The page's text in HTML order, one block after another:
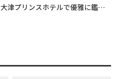
大津プリンスホテルで優雅に鑑賞